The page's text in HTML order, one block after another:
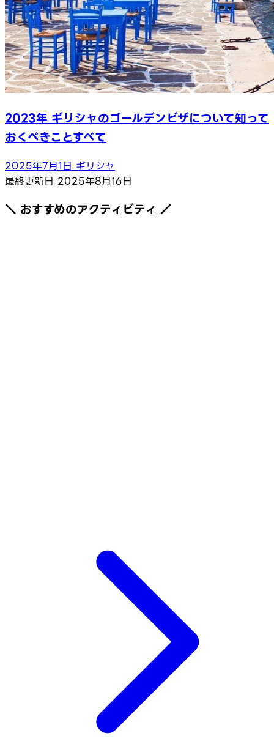
2023年 ギリシャのゴールデンビザについて知って
おくべきことすべて
2025年7月1日 ギリシャ
最終更新日 2025年8月16日
＼ おすすめのアクティビティ ／